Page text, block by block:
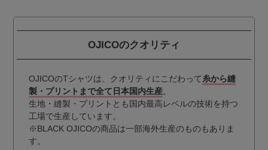
OJICOのクオリティ
OJICOのTシャツは、クオリティにこだわって糸から縫
製・プリントまで全て日本国内生産。
生地・縫製・プリントとも国内最高レベルの技術を持つ
工場で生産しています。
※BLACK OJICOの商品は一部海外生産のものもありま
す。